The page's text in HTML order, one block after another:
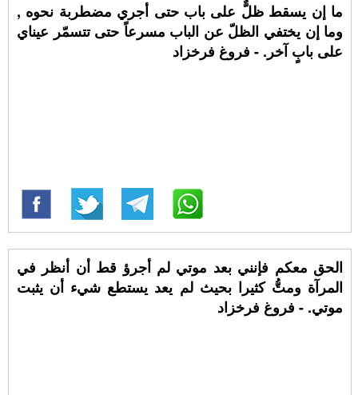
ما إن يسقط ظلٌّ على باب حتى أجري مضطربة نحوه ,
وما إن يختفي الظلّ عن الباب مسرعاً حتى تتسمّر عيناي
على بابٍ آخر. - فروغ فرخزاد
الحق معكم فإنني بعد موتي لم أجرؤ قط أن أنظر في
المرآة ومتُّ كثيرا بحيث لم يعد يستطع شيء أن يثبت
موتي. - فروغ فرخزاد